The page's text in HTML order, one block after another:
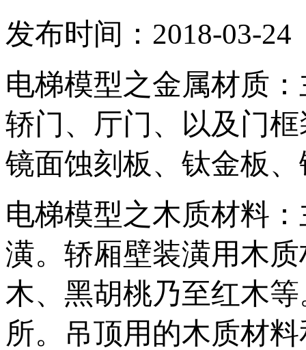
发布时间：2018-03-
电梯模型之金属材质
轿门、厅门、以及门
镜面蚀刻板、钛金板
电梯模型之木质材料
潢。轿厢壁装潢用木
木、黑胡桃乃至红木
所。吊顶用的木质材